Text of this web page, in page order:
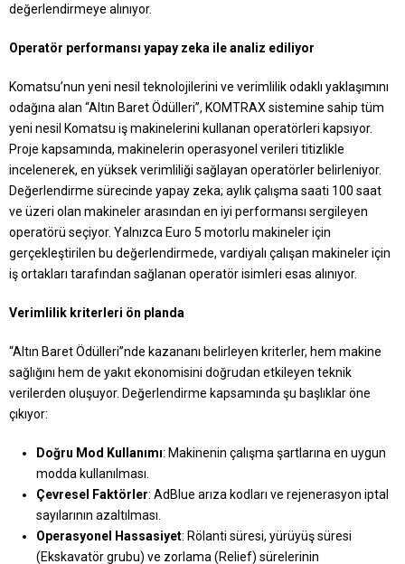
değerlendirmeye alınıyor.
Operatör performansı yapay zeka ile analiz ediliyor
Komatsu’nun yeni nesil teknolojilerini ve verimlilik odaklı yaklaşımını
odağına alan “Altın Baret Ödülleri”, KOMTRAX sistemine sahip tüm
yeni nesil Komatsu iş makinelerini kullanan operatörleri kapsıyor.
Proje kapsamında, makinelerin operasyonel verileri titizlikle
incelenerek, en yüksek verimliliği sağlayan operatörler belirleniyor.
Değerlendirme sürecinde yapay zeka; aylık çalışma saati 100 saat
ve üzeri olan makineler arasından en iyi performansı sergileyen
operatörü seçiyor. Yalnızca Euro 5 motorlu makineler için
gerçekleştirilen bu değerlendirmede, vardiyalı çalışan makineler için
iş ortakları tarafından sağlanan operatör isimleri esas alınıyor.
Verimlilik kriterleri ön planda
“Altın Baret Ödülleri”nde kazananı belirleyen kriterler, hem makine
sağlığını hem de yakıt ekonomisini doğrudan etkileyen teknik
verilerden oluşuyor. Değerlendirme kapsamında şu başlıklar öne
çıkıyor:
Doğru Mod Kullanımı: Makinenin çalışma şartlarına en uygun
modda kullanılması.
Çevresel Faktörler: AdBlue arıza kodları ve rejenerasyon iptal
sayılarının azaltılması.
Operasyonel Hassasiyet: Rölanti süresi, yürüyüş süresi
(Ekskavatör grubu) ve zorlama (Relief) sürelerinin